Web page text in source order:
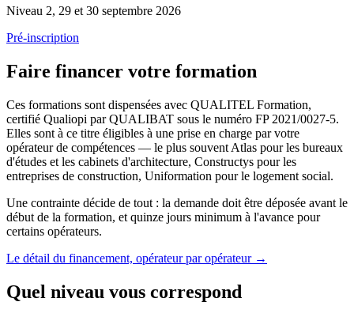
Niveau 2, 29 et 30 septembre 2026
Pré-inscription
Faire financer votre formation
Ces formations sont dispensées avec QUALITEL Formation,
certifié Qualiopi par QUALIBAT sous le numéro FP 2021/0027-5.
Elles sont à ce titre éligibles à une prise en charge par votre
opérateur de compétences — le plus souvent Atlas pour les bureaux
d'études et les cabinets d'architecture, Constructys pour les
entreprises de construction, Uniformation pour le logement social.
Une contrainte décide de tout : la demande doit être déposée avant le
début de la formation, et quinze jours minimum à l'avance pour
certains opérateurs.
Le détail du financement, opérateur par opérateur →
Quel niveau vous correspond